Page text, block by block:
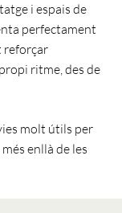
i espais de
perfectament
reforçar
ritme, des de
molt útils per
enllà de les